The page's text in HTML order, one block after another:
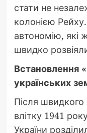
стати не
колонією Рейху.
автономію, які
швидко
Встановлення
українських
Після
влітку 1941
України